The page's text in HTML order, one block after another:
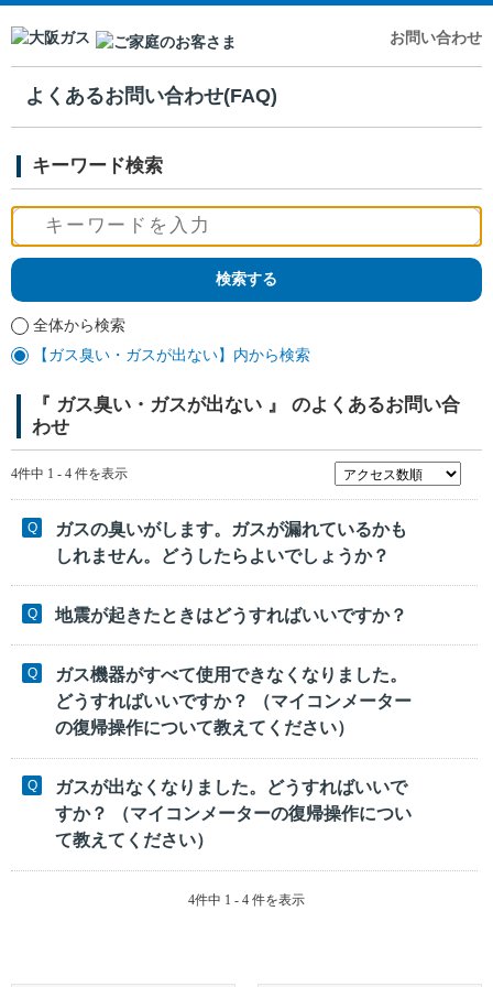
お問い合わせ
よくあるお問い合わせ(FAQ)
キーワード検索
全体から検索
【ガス臭い・ガスが出ない】内から検索
『 ガス臭い・ガスが出ない 』 のよくあるお問い合
わせ
4件中 1 - 4 件を表示
ガスの臭いがします。ガスが漏れているかも
しれません。どうしたらよいでしょうか？
地震が起きたときはどうすればいいですか？
ガス機器がすべて使用できなくなりました。
どうすればいいですか？ （マイコンメーター
の復帰操作について教えてください）
ガスが出なくなりました。どうすればいいで
すか？ （マイコンメーターの復帰操作につい
て教えてください）
4件中 1 - 4 件を表示